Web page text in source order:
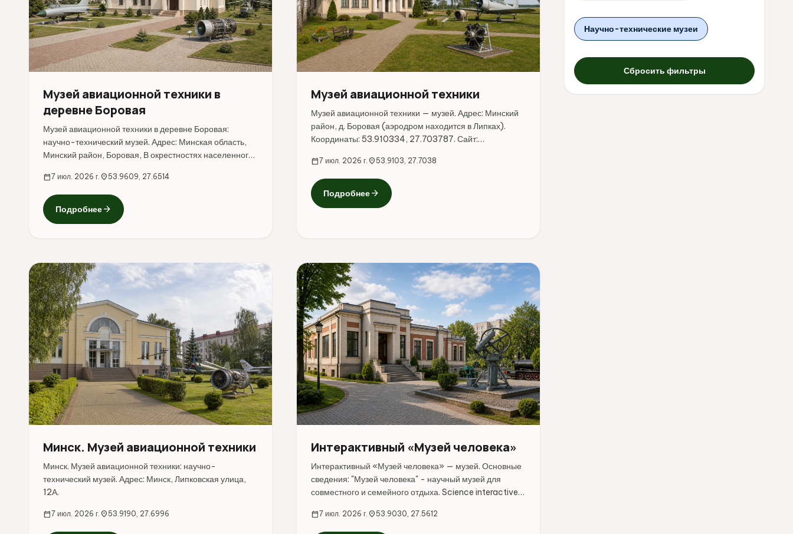
Музей авиационной техники в
деревне Боровая
Музей авиационной техники в деревне Боровая:
научно-технический музей. Адрес: Минская область,
Минский район, Боровая, В окрестностях населенного
calendar_today7 июл. 2026 г. location_on53.9609, 27.6514
Подробнееarrow_forward
Музей авиационной техники
Музей авиационной техники — музей. Адрес: Минский
район, д. Боровая (аэродром находится в Липках).
Координаты: 53.910334, 27.703787. Сайт:
aviatsionnoj-tekhniki. Перед поездкой стоит уточнить
режим работы...
calendar_today7 июл. 2026 г. location_on53.9103, 27.7038
Подробнееarrow_forward
Минск. Музей авиационной техники
Минск. Музей авиационной техники: научно-
технический музей. Адрес: Минск, Липковская улица,
12А.
calendar_today7 июл. 2026 г. location_on53.9190, 27.6996
Интерактивный «Музей человека»
Интерактивный «Музей человека» — музей. Основные
сведения: "Музей человека" - научный музей для
совместного и семейного отдыха. Science interactive
family rest. Адрес: Минск, Октябрьская площадь, 1.
Координаты...
calendar_today7 июл. 2026 г. location_on53.9030, 27.5612
Научно-технические музеи
Сбросить фильтры